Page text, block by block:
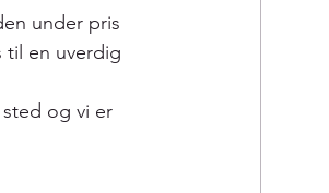
under pris
til en uverdig
og vi er